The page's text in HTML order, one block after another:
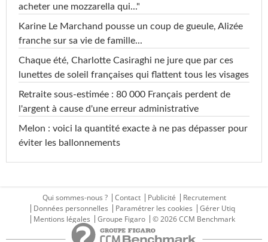
acheter une mozzarella qui..."
Karine Le Marchand pousse un coup de gueule, Alizée
franche sur sa vie de famille...
Chaque été, Charlotte Casiraghi ne jure que par ces
lunettes de soleil françaises qui flattent tous les visages
Retraite sous-estimée : 80 000 Français perdent de
l'argent à cause d'une erreur administrative
Melon : voici la quantité exacte à ne pas dépasser pour
éviter les ballonnements
Qui sommes-nous ? Contact Publicité
Recrutement
Données personnelles
Paramétrer les cookies
Gérer Utiq
Mentions légales
Groupe Figaro © 2026 CCM Benchmark